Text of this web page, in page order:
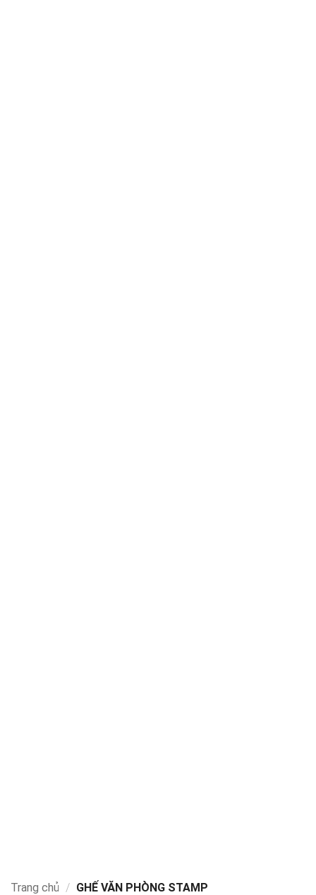
Trang chủ / GHẾ VĂN PHÒNG STAMP